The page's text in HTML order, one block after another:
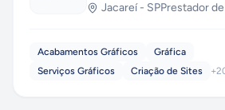
Jacareí- SPPrestador
Acabamentos Gráficos
Gráfica
Serviços Gráficos
Criação de Sites +